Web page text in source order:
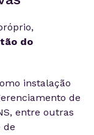
do
instalação
de
entre outras
de